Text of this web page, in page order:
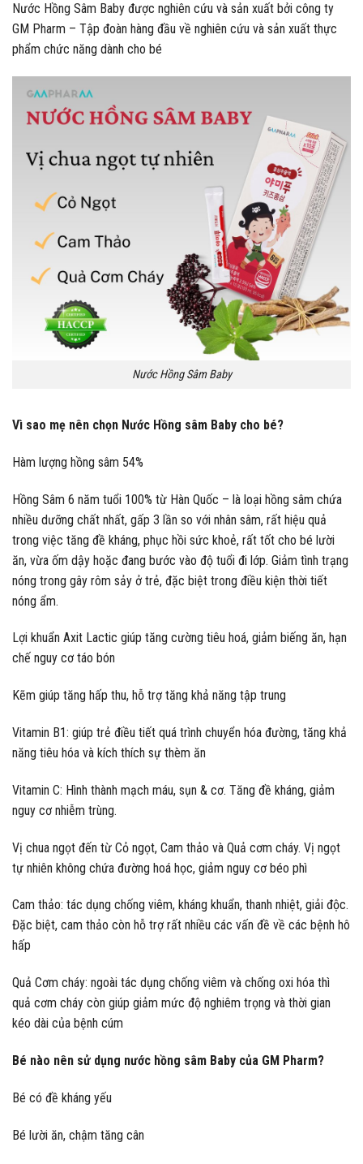
Nước Hồng Sâm Baby được nghiên cứu và sản xuất bởi công ty
GM Pharm – Tập đoàn hàng đầu về nghiên cứu và sản xuất thực
phẩm chức năng dành cho bé
Nước Hồng Sâm Baby
Vì sao mẹ nên chọn Nước Hồng sâm Baby cho bé?
Hàm lượng hồng sâm 54%
Hồng Sâm 6 năm tuổi 100% từ Hàn Quốc – là loại hồng sâm chứa
nhiều dưỡng chất nhất, gấp 3 lần so với nhân sâm, rất hiệu quả
trong việc tăng đề kháng, phục hồi sức khoẻ, rất tốt cho bé lười
ăn, vừa ốm dậy hoặc đang bước vào độ tuổi đi lớp. Giảm tình trạng
nóng trong gây rôm sảy ở trẻ, đặc biệt trong điều kiện thời tiết
nóng ẩm.
Lợi khuẩn Axit Lactic giúp tăng cường tiêu hoá, giảm biếng ăn, hạn
chế nguy cơ táo bón
Kẽm giúp tăng hấp thu, hỗ trợ tăng khả năng tập trung
Vitamin B1: giúp trẻ điều tiết quá trình chuyển hóa đường, tăng khả
năng tiêu hóa và kích thích sự thèm ăn
Vitamin C: Hình thành mạch máu, sụn & cơ. Tăng đề kháng, giảm
nguy cơ nhiễm trùng.
Vị chua ngọt đến từ Cỏ ngọt, Cam thảo và Quả cơm cháy. Vị ngọt
tự nhiên không chứa đường hoá học, giảm nguy cơ béo phì
Cam thảo: tác dụng chống viêm, kháng khuẩn, thanh nhiệt, giải độc.
Đặc biệt, cam thảo còn hỗ trợ rất nhiều các vấn đề về các bệnh hô
hấp
Quả Cơm cháy: ngoài tác dụng chống viêm và chống oxi hóa thì
quả cơm cháy còn giúp giảm mức độ nghiêm trọng và thời gian
kéo dài của bệnh cúm
Bé nào nên sử dụng nước hồng sâm Baby của GM Pharm?
Bé có đề kháng yếu
Bé lười ăn, chậm tăng cân